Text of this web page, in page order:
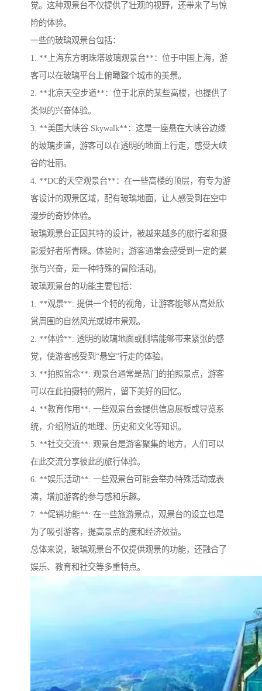
觉。这种观景台不仅提供了壮观的视野，还带来了与惊
险的体验。
一些的玻璃观景台包括：
1. **上海东方明珠塔玻璃观景台**：位于中国上海，游
客可以在玻璃平台上俯瞰整个城市的美景。
2. **北京天空步道**：位于北京的某些高楼，也提供了
类似的兴奋体验。
3. **美国大峡谷 Skywalk**：这是一座悬在大峡谷边缘
的玻璃步道，游客可以在透明的地面上行走，感受大峡
谷的壮丽。
4. **DC的天空观景台**：在一些高楼的顶层，有专为游
客设计的观景区域，配有玻璃地面，让人感受到在空中
漫步的奇妙体验。
玻璃观景台正因其特的设计，被越来越多的旅行者和摄
影爱好者所青睐。体验时，游客通常会感受到一定的紧
张与兴奋，是一种特殊的冒险活动。
玻璃观景台的功能主要包括：
1. **观景**: 提供一个特的视角，让游客能够从高处欣
赏周围的自然风光或城市景观。
2. **体验**: 透明的玻璃地面或侧墙能够带来紧张的感
觉，使游客感受到“悬空”行走的体验。
3. **拍照留念**: 观景台通常是热门的拍照景点，游客
可以在此拍摄特的照片，留下美好的回忆。
4. **教育作用**: 一些观景台会提供信息展板或导览系
统，介绍附近的地理、历史和文化等知识。
5. **社交交流**: 观景台是游客聚集的地方，人们可以
在此交流分享彼此的旅行体验。
6. **娱乐活动**: 一些观景台可能会举办特殊活动或表
演，增加游客的参与感和乐趣。
7. **促销功能**: 在一些旅游景点，观景台的设立也是
为了吸引游客，提高景点的度和经济效益。
总体来说，玻璃观景台不仅提供观景的功能，还融合了
娱乐、教育和社交等多重特点。